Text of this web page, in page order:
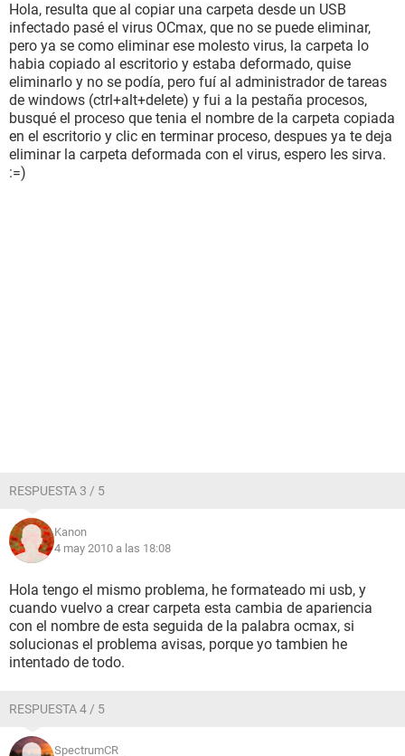
Hola, resulta que al copiar una carpeta desde un USB
infectado pasé el virus OCmax, que no se puede eliminar,
pero ya se como eliminar ese molesto virus, la carpeta lo
habia copiado al escritorio y estaba deformado, quise
eliminarlo y no se podía, pero fuí al administrador de tareas
de windows (ctrl+alt+delete) y fui a la pestaña procesos,
busqué el proceso que tenia el nombre de la carpeta copiada
en el escritorio y clic en terminar proceso, despues ya te deja
eliminar la carpeta deformada con el virus, espero les sirva.
:=)
RESPUESTA 3 / 5
Kanon
4 may 2010 a las 18:08
Hola tengo el mismo problema, he formateado mi usb, y
cuando vuelvo a crear carpeta esta cambia de apariencia
con el nombre de esta seguida de la palabra ocmax, si
solucionas el problema avisas, porque yo tambien he
intentado de todo.
RESPUESTA 4 / 5
SpectrumCR